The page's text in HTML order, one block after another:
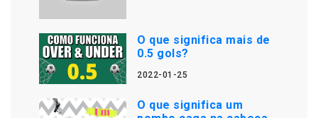
O que significa mais de
0.5 gols?
2022-01-25
O que significa um